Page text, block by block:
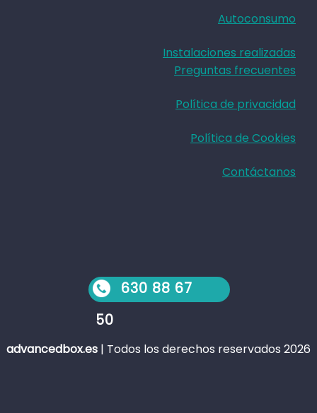
Autoconsumo
Instalaciones realizadas
Preguntas frecuentes
Política de privacidad
Política de Cookies
Contáctanos
advancedbox.es | Todos los derechos reservados 2026
630 88 67
50